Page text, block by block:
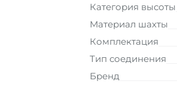
Категория высоты
Материал шахты
Комплектация
Тип соединения
Бренд